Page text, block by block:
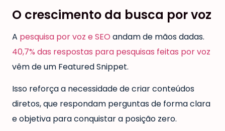
O crescimento da busca por voz
A pesquisa por voz e SEO andam de mãos dadas.
40,7% das respostas para pesquisas feitas por voz
vêm de um Featured Snippet.
Isso reforça a necessidade de criar conteúdos
diretos, que respondam perguntas de forma clara
e objetiva para conquistar a posição zero.